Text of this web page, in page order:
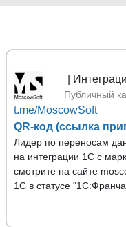
| Интеграция 1С с
Публичный
t.me/MoscowSoft
QR-код (ссылка
Лидер по переносам
на интеграции 1С с
смотрите на сайте
1С в статусе